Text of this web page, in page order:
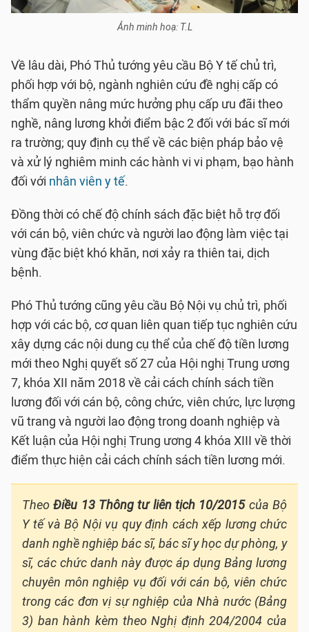
Ảnh minh hoạ: T.L
Về lâu dài, Phó Thủ tướng yêu cầu Bộ Y tế chủ trì,
phối hợp với bộ, ngành nghiên cứu đề nghị cấp có
thẩm quyền nâng mức hưởng phụ cấp ưu đãi theo
nghề, nâng lương khởi điểm bậc 2 đối với bác sĩ mới
ra trường; quy định cụ thể về các biện pháp bảo vệ
và xử lý nghiêm minh các hành vi vi phạm, bạo hành
đối với nhân viên y tế.
Đồng thời có chế độ chính sách đặc biệt hỗ trợ đối
với cán bộ, viên chức và người lao động làm việc tại
vùng đặc biệt khó khăn, nơi xảy ra thiên tai, dịch
bệnh.
Phó Thủ tướng cũng yêu cầu Bộ Nội vụ chủ trì, phối
hợp với các bộ, cơ quan liên quan tiếp tục nghiên cứu
xây dựng các nội dung cụ thể của chế độ tiền lương
mới theo Nghị quyết số 27 của Hội nghị Trung ương
7, khóa XII năm 2018 về cải cách chính sách tiền
lương đối với cán bộ, công chức, viên chức, lực lượng
vũ trang và người lao động trong doanh nghiệp và
Kết luận của Hội nghị Trung ương 4 khóa XIII về thời
điểm thực hiện cải cách chính sách tiền lương mới.
TheoĐiều 13 Thông tư liên tịch 10/2015của Bộ
Y tế và Bộ Nội vụ quy định cách xếp lương chức
danh nghề nghiệp bác sĩ, bác sĩ y học dự phòng, y
sĩ, các chức danh này được áp dụng Bảng lương
chuyên môn nghiệp vụ đối với cán bộ, viên chức
trong các đơn vị sự nghiệp của Nhà nước (Bảng
3) ban hành kèm theo Nghị định 204/2004 của